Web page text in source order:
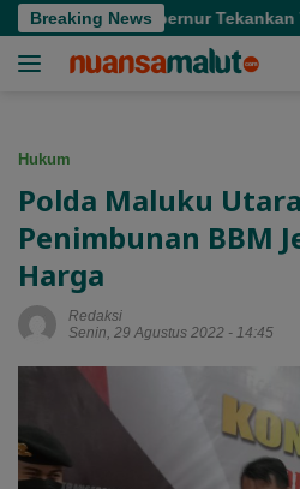
Langsung
ke
Breaking News
Gubernur Tekankan
Hukum
Polda Maluku
Penimbunan BBM
Harga
Redaksi
Senin, 29 Agustus 2022 - 14:45